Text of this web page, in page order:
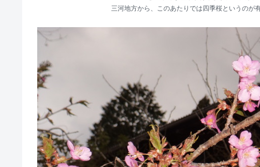
三河地方から、このあたりでは四季桜というのが